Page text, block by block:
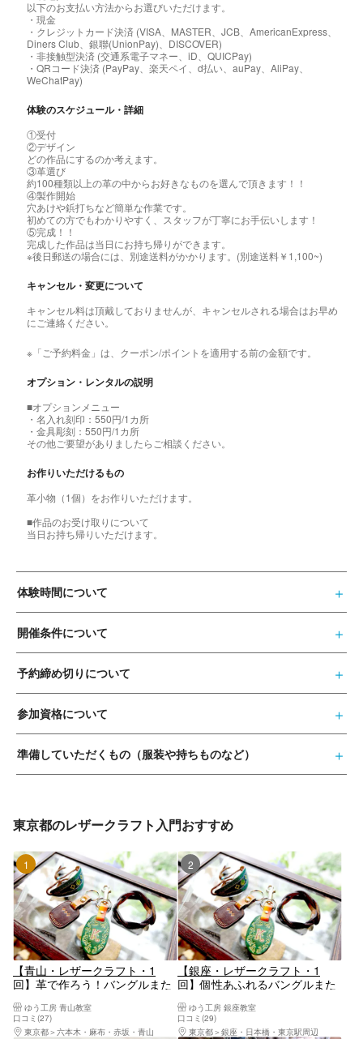
以下のお支払い方法からお選びいただけます。
・現金
・クレジットカード決済 (VISA、MASTER、JCB、AmericanExpress、
Diners Club、銀聯(UnionPay)、DISCOVER)
・非接触型決済 (交通系電子マネー、iD、QUICPay)
・QRコード決済 (PayPay、楽天ペイ、d払い、auPay、AliPay、
WeChatPay)
体験のスケジュール・詳細
①受付
②デザイン
どの作品にするのか考えます。
③革選び
約100種類以上の革の中からお好きなものを選んで頂きます！！
④製作開始
穴あけや鋲打ちなど簡単な作業です。
初めての方でもわかりやすく、スタッフが丁寧にお手伝いします！
⑤完成！！
完成した作品は当日にお持ち帰りができます。
※後日郵送の場合には、別途送料がかかります。(別途送料￥1,100~)
キャンセル・変更について
キャンセル料は頂戴しておりませんが、キャンセルされる場合はお早め
にご連絡ください。
※「ご予約料金」は、クーポン/ポイントを適用する前の金額です。
オプション・レンタルの説明
■オプションメニュー
・名入れ刻印：550円/1カ所
・金具彫刻：550円/1カ所
その他ご要望がありましたらご相談ください。
お作りいただけるもの
革小物（1個）をお作りいただけます。
■作品のお受け取りについて
当日お持ち帰りいただけます。
体験時間について
開催条件について
予約締め切りについて
参加資格について
準備していただくもの（服装や持ちものなど）
東京都のレザークラフト入門おすすめ
1位
【青山・レザークラフト・1
回】革で作ろう！バングルまた
ゆう工房 青山教室
口コミ(27)
東京都
六本木・麻布・赤坂・青山
2位
【銀座・レザークラフト・1
回】個性あふれるバングルまた
ゆう工房 銀座教室
口コミ(29)
東京都
銀座・日本橋・東京駅周辺